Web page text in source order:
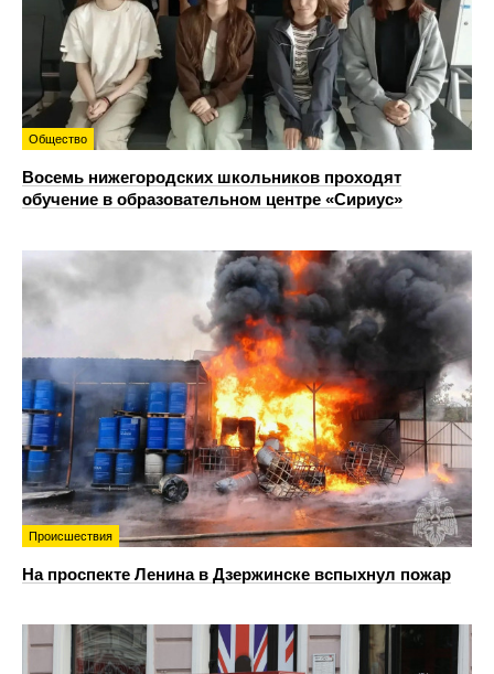
Общество
Восемь нижегородских школьников проходят
обучение в образовательном центре «Сириус»
Происшествия
На проспекте Ленина в Дзержинске вспыхнул пожар